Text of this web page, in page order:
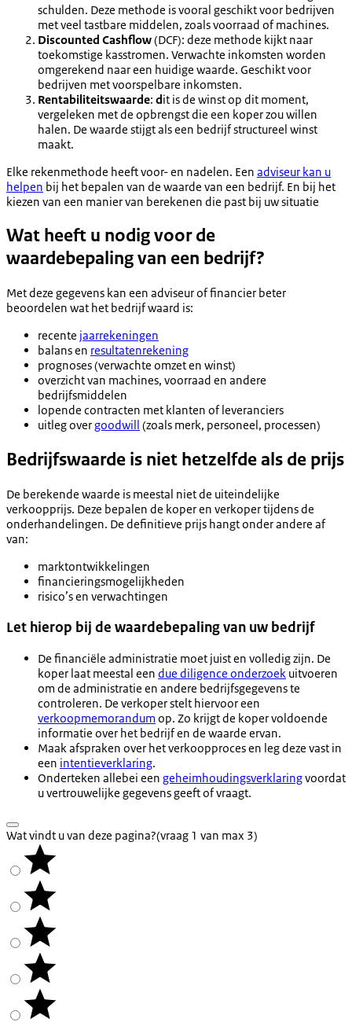
schulden. Deze methode is vooral geschikt voor bedrijven
met veel tastbare middelen, zoals voorraad of machines.
Discounted Cashflow(DCF): deze methode kijkt naar
toekomstige kasstromen. Verwachte inkomsten worden
omgerekend naar een huidige waarde. Geschikt voor
bedrijven met voorspelbare inkomsten.
Rentabiliteitswaarde: dit is de winst op dit moment,
vergeleken met de opbrengst die een koper zou willen
halen. De waarde stijgt als een bedrijf structureel winst
maakt.
Elke rekenmethode heeft voor- en nadelen. Een adviseur kan u
helpen bij het bepalen van de waarde van een bedrijf. En bij het
kiezen van een manier van berekenen die past bij uw situatie
Wat heeft u nodig voor de
waardebepaling van een bedrijf?
Met deze gegevens kan een adviseur of financier beter
beoordelen wat het bedrijf waard is:
recente jaarrekeningen
balans en resultatenrekening
prognoses (verwachte omzet en winst)
overzicht van machines, voorraad en andere
bedrijfsmiddelen
lopende contracten met klanten of leveranciers
uitleg overgoodwill (zoals merk, personeel, processen)
Bedrijfswaarde is niet hetzelfde als de prijs
De berekende waarde is meestal niet de uiteindelijke
verkoopprijs. Deze bepalen de koper en verkoper tijdens de
onderhandelingen. De definitieve prijs hangt onder andere af
van:
marktontwikkelingen
financieringsmogelijkheden
risico’s en verwachtingen
Let hierop bij de waardebepaling van uw bedrijf
De financiële administratie moet juist en volledig zijn. De
koper laat meestal een due diligence onderzoek uitvoeren
om de administratie en andere bedrijfsgegevens te
controleren. De verkoper stelt hiervoor een
verkoopmemorandum op. Zo krijgt de koper voldoende
informatie over het bedrijf en de waarde ervan.
Maak afspraken over het verkoopproces en leg deze vast in
een intentieverklaring.
Onderteken allebei een geheimhoudingsverklaringvoordat
u vertrouwelijke gegevens geeft of vraagt.
Wat vindt u van deze pagina?(vraag 1 van max 3)